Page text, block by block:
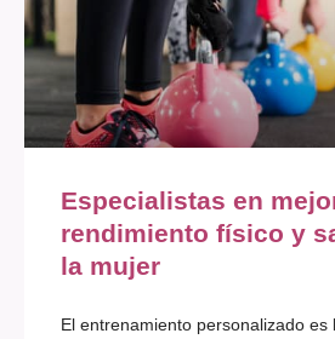
Especialistas en
rendimiento físico y
la mujer
El entrenamiento personalizado es